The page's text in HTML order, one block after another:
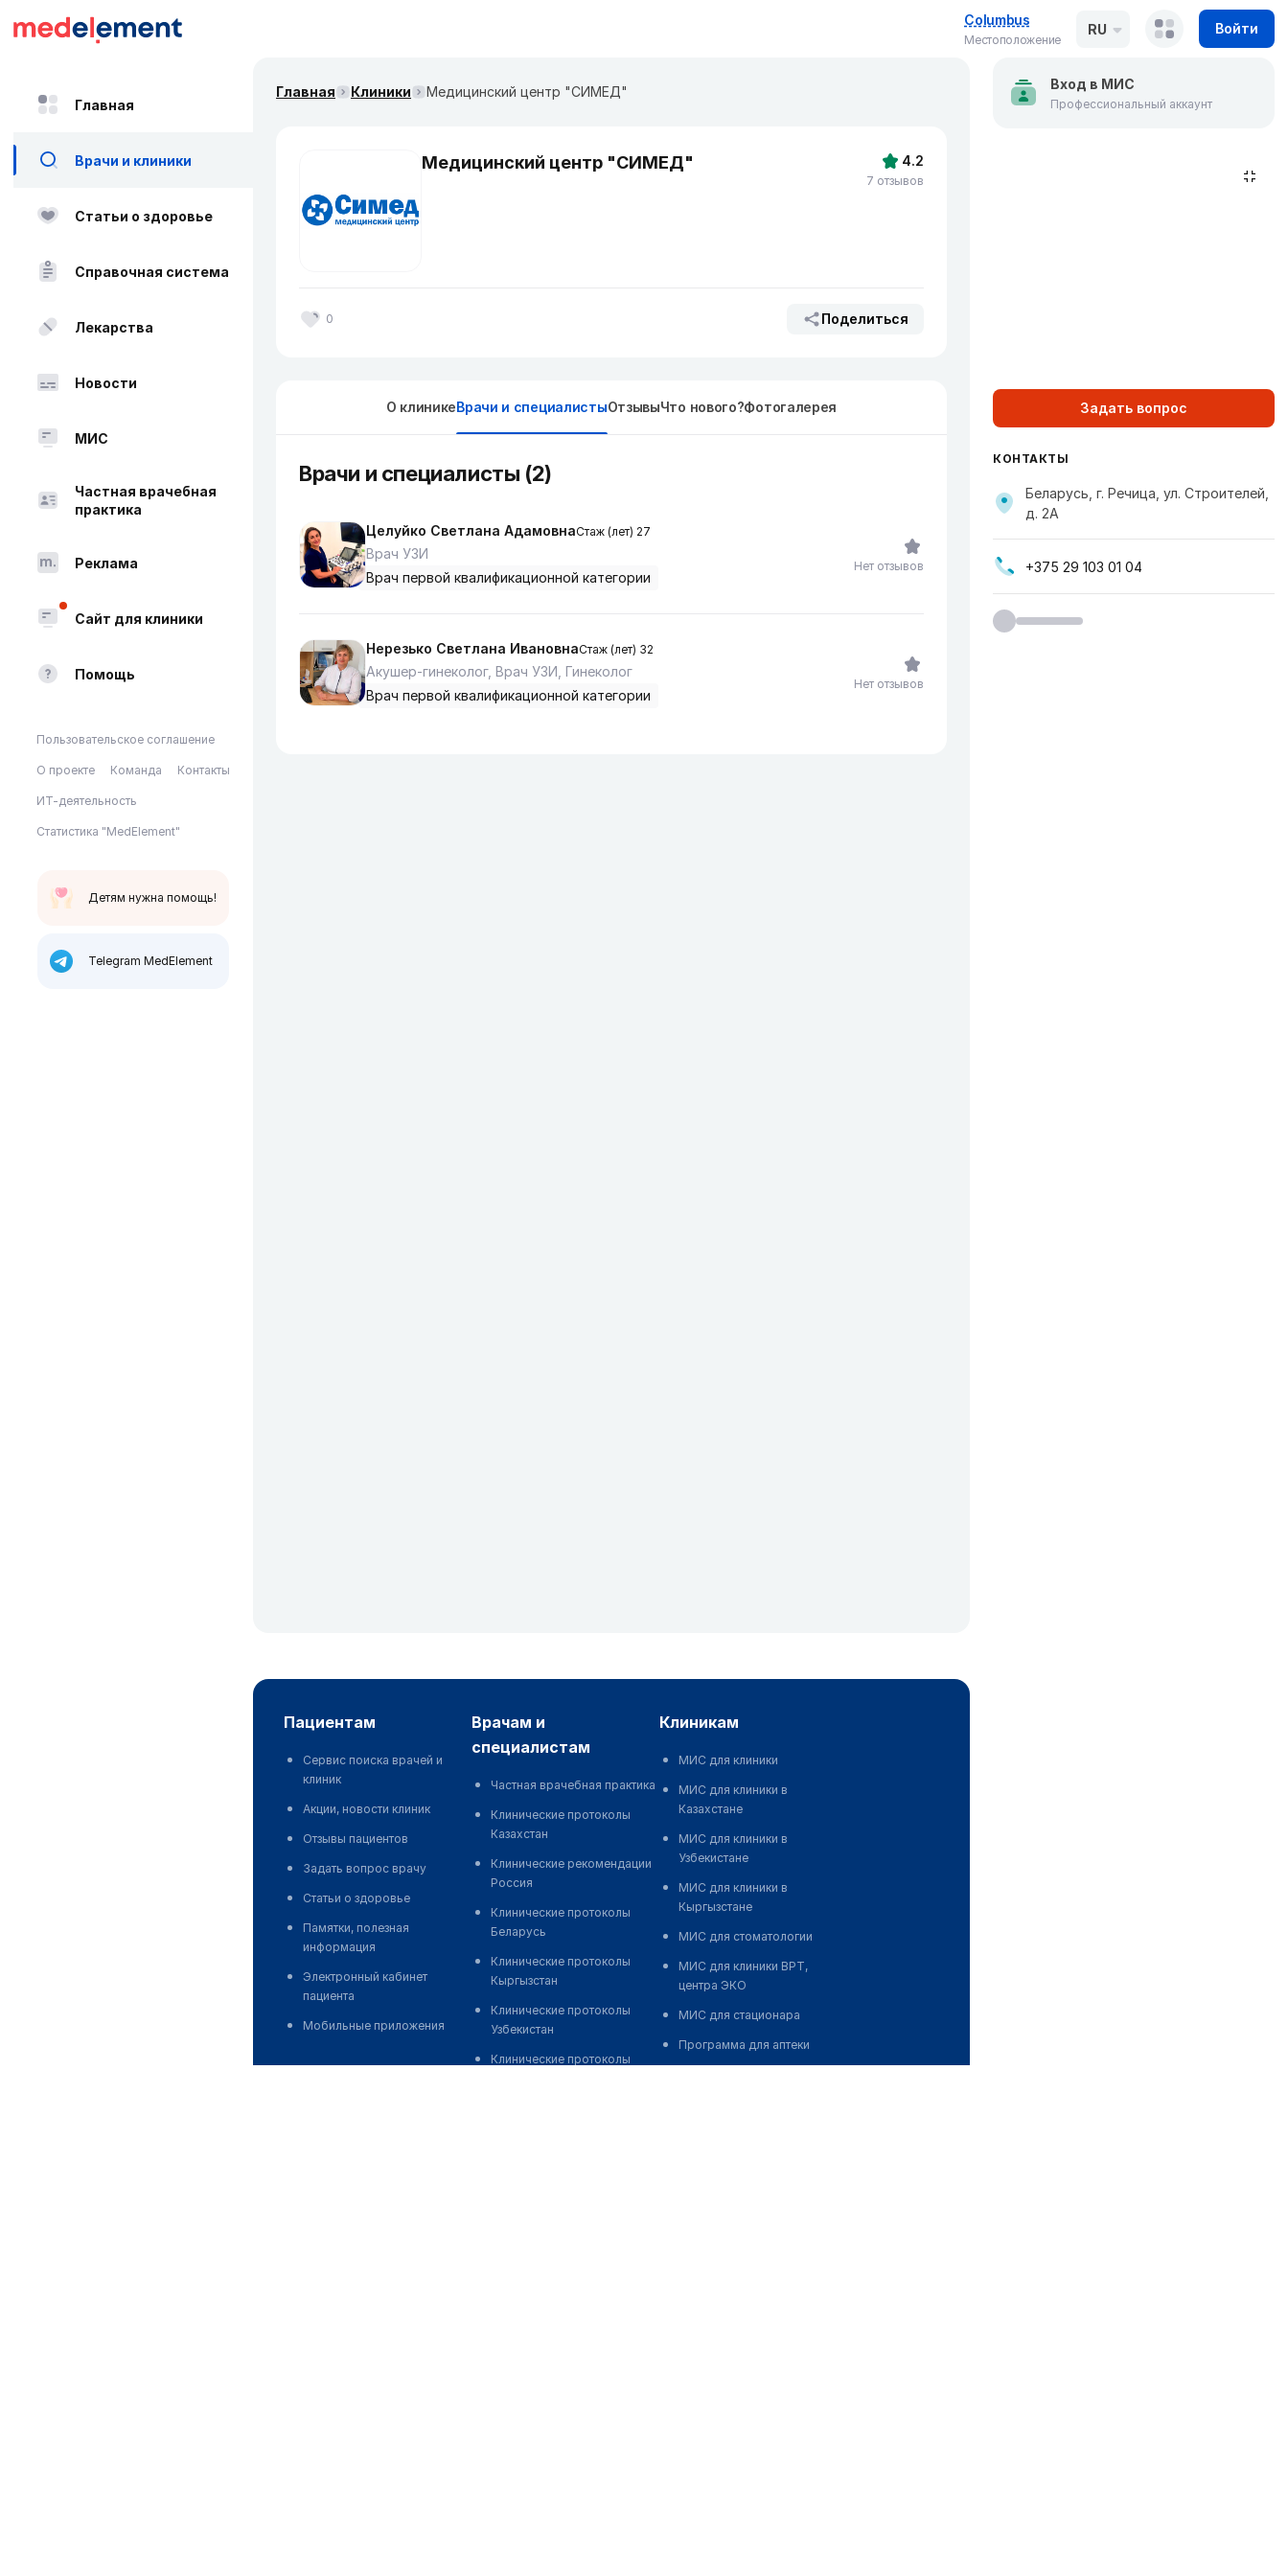
Columbus
Местоположение
RU Войти
Главная
Врачи и клиники
Статьи о здоровье
Справочная система
Лекарства
Новости
МИС
Частная врачебная
практика
Реклама
Сайт для клиники
Помощь
Пользовательское соглашение
О проекте Команда Контакты
ИТ-деятельность
Статистика "MedElement"
Детям нужна помощь!
Telegram MedElement
Главная Клиники Медицинский центр "СИМЕД"
Медицинский центр "СИМЕД"
0 Поделиться
4.2
7 отзывов
О клиникеВрачи и специалистыОтзывыЧто нового?Фотогалерея
Врачи и специалисты (2)
Целуйко Светлана АдамовнаСтаж (лет) 27
Врач УЗИ
Врач первой квалификационной категории
Нет отзывов
Нерезько Светлана ИвановнаСтаж (лет) 32
Акушер-гинеколог, Врач УЗИ, Гинеколог
Врач первой квалификационной категории
Нет отзывов
пациентам
Сервис поиска врачей и
клиник
Акции, новости клиник
Отзывы пациентов
Задать вопрос врачу
Статьи о здоровье
Памятки, полезная
информация
Электронный кабинет
пациента
Мобильные приложения
врачам и
специалистам
Частная врачебная практика
Клинические протоколы
Казахстан
Клинические рекомендации
Россия
Клинические протоколы
Беларусь
Клинические протоколы
Кыргызстан
Клинические протоколы
Узбекистан
Клинические протоколы
клиникам
МИС для клиники
МИС для клиники в
Казахстане
МИС для клиники в
Узбекистане
МИС для клиники в
Кыргызстане
МИС для стоматологии
МИС для клиники ВРТ,
центра ЭКО
МИС для стационара
Программа для аптеки
Вход в МИС
Профессиональный аккаунт
Задать вопрос
КОНТАКТЫ
Беларусь, г. Речица, ул. Строителей,
д. 2А
+375 29 103 01 04